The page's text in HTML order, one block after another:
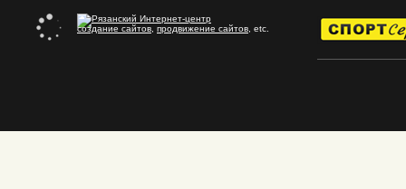
создание сайтов продвижение сайтов , etc.